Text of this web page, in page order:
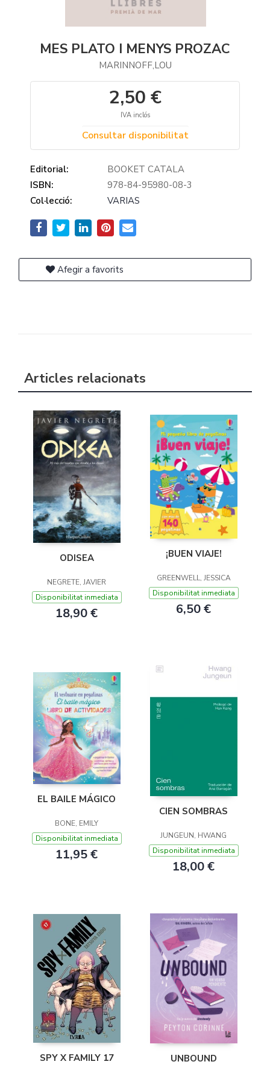
MES PLATO I MENYS PROZAC
MARINNOFF,LOU
2,50 €
IVA inclós
Consultar disponibilitat
Editorial:
BOOKET CATALA
ISBN:
978-84-95980-08-3
Col·lecció:
VARIAS
Afegir a favorits
Articles relacionats
ODISEA
NEGRETE, JAVIER
Disponibilitat inmediata
18,90 €
¡BUEN VIAJE!
GREENWELL, JESSICA
Disponibilitat inmediata
6,50 €
EL BAILE MÁGICO
BONE, EMILY
Disponibilitat inmediata
11,95 €
CIEN SOMBRAS
JUNGEUN, HWANG
Disponibilitat inmediata
18,00 €
SPY X FAMILY 17 UNBOUND